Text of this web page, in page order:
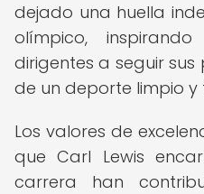
dejado una huella
olímpico,
dirigentes a seguir
de un deporte limpio y
Los valores de
que Carl Lewis
carrera han